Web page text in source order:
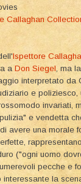
Callaghan
Ispettore
a Don Siegel , ma
interpretato da
e poliziesco,
invariati,
e vendetta
avere una morale
("ogni uomo
pecche e
la